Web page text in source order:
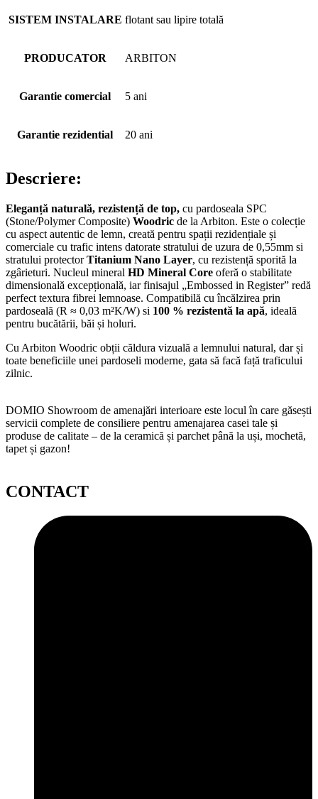
SISTEM INSTALARE flotant sau lipire totală
PRODUCATOR ARBITON
Garantie comercial 5 ani
Garantie rezidential 20 ani
Descriere:
Eleganță naturală, rezistență de top, cu pardoseala SPC
(Stone/Polymer Composite) Woodric de la Arbiton. Este o colecție
cu aspect autentic de lemn, creată pentru spații rezidențiale și
comerciale cu trafic intens datorate stratului de uzura de 0,55mm si
stratului protectorTitanium Nano Layer, cu rezistență sporită la
zgârieturi. Nucleul mineral HD Mineral Core oferă o stabilitate
dimensională excepțională, iar finisajul „Embossed in Register” redă
perfect textura fibrei lemnoase. Compatibilă cu încălzirea prin
pardoseală (R ≈ 0,03 m²K/W) si 100 % rezistentă la apă, ideală
pentru bucătării, băi și holuri.
Cu Arbiton Woodric obții căldura vizuală a lemnului natural, dar și
toate beneficiile unei pardoseli moderne, gata să facă față traficului
zilnic.
DOMIO Showroom de amenajări interioare este locul în care găsești
servicii complete de consiliere pentru amenajarea casei tale și
produse de calitate – de la ceramică și parchet până la uși, mochetă,
tapet și gazon!
CONTACT